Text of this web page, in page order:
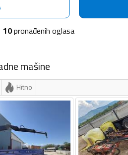
10pronađenih oglasa
mašine
Hitno